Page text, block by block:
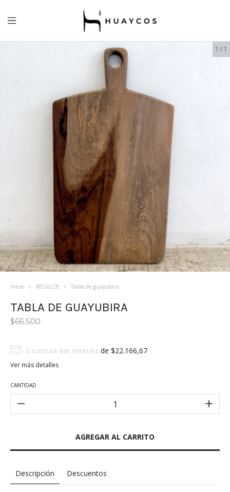
1 / 1
Inicio > REGALOS > Tabla de guayubira
TABLA DE GUAYUBIRA
$66.500
3 cuotas sin interés de $22.166,67
Ver más detalles
CANTIDAD
Descripción Descuentos